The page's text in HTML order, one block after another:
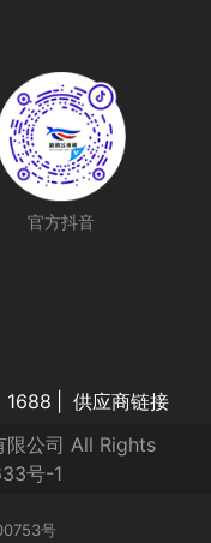
官方抖音
1688
供应商链接
公司 All Rights
号-1
号